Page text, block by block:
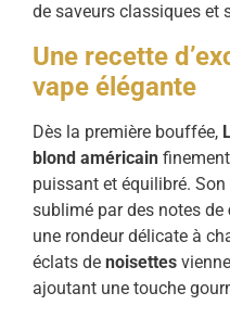
de saveurs classiques et
Une recette
vape élégante
Dès la première bouffée,
blond américain
puissant et équilibré.
sublimé par des notes de
une rondeur délicate à
éclats de noisettes
ajoutant une touche